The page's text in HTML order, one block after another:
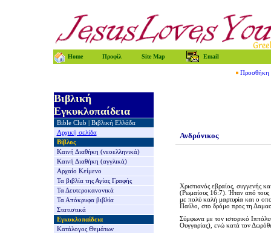
Home Προφίλ Site Map Email
Προσθήκη
Βιβλική
Εγκυκλοπαίδεια
Bible Club
Βιβλική Ελλάδα
Αρχική σελίδα
Βίβλος
Καινή Διαθήκη (νεοελληνικά)
Καινή Διαθήκη (αγγλικά)
Αρχαίο Κείμενο
Τα βιβλία τηςΑγίας Γραφής
Τα Δευτεροκανονικά
Τα Απόκρυφα βιβλία
Στατιστικά
Εγκυκλοπαίδεια
Κατάλογος Θεμάτων
Ανδρόνικος
Χριστιανός εβραίος, συγγενής
(Ρωμαίους 16:7). Ήταν από τους
με πολύ καλή μαρτυρία και ο
Παύλο, στο δρόμο προς τη
Σύμφωνα με τον ιστορικό
Ουγγαρίας), ενώ κατά τον